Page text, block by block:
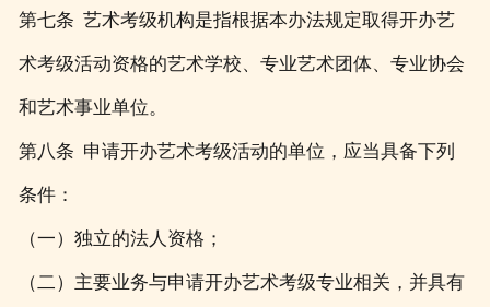
第七条 艺术考级机构是指根据本办法规定取得开办艺
术考级活动资格的艺术学校、专业艺术团体、专业协会
和艺术事业单位。
第八条 申请开办艺术考级活动的单位，应当具备下列
条件：
（一）独立的法人资格；
（二）主要业务与申请开办艺术考级专业相关，并具有